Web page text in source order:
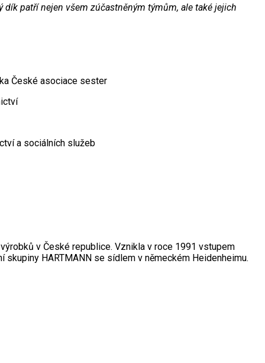
patří nejen všem zúčastněným týmům, ale také jejich
České asociace sester
a sociálních služeb
v České republice. Vznikla v roce 1991 vstupem
HARTMANN se sídlem v německém Heidenheimu.